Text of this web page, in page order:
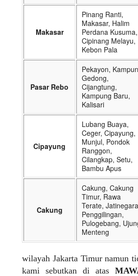
Makasar
Pinang Ranti,
Makasar, Halim
Perdana Kusuma,
Cipinang Melayu,
Kebon Pala
Pasar Rebo
Pekayon,
Gedong,
Cijangtung,
Kampung Baru,
Kalisari
Cipayung
Lubang Buaya,
Ceger, Cipayung,
Munjul, Pondok
Ranggon,
Cilangkap, Setu,
Bambu Apus
Cakung
Cakung, Cakung
Timur, Rawa
Terate,
Penggilingan,
Pulogebang,
Menteng
wilayah Jakarta Timur namun
kami sebutkan di atas